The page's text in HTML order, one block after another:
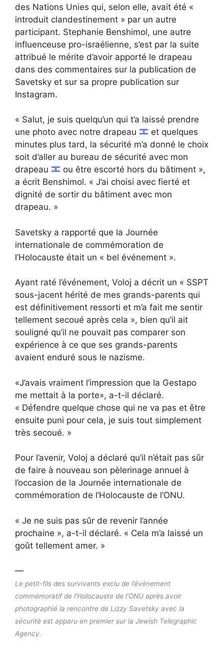
des Nations Unies qui, selon elle, avait été «
introduit clandestinement » par un autre
participant. Stephanie Benshimol, une autre
influenceuse pro-israélienne, s’est par la suite
attribué le mérite d’avoir apporté le drapeau
dans des commentaires sur la publication de
Savetsky et sur sa propre publication sur
Instagram.
« Salut, je suis quelqu’un qui t’a laissé prendre
une photo avec notre drapeau
et quelques
minutes plus tard, la sécurité m’a donné le choix
soit d’aller au bureau de sécurité avec mon
drapeau
ou être escorté hors du bâtiment »,
a écrit Benshimol. « J’ai choisi avec fierté et
dignité de sortir du bâtiment avec mon
drapeau. »
Savetsky a rapporté que la Journée
internationale de commémoration de
l’Holocauste était un « bel événement ».
Ayant raté l’événement, Voloj a décrit un « SSPT
sous-jacent hérité de mes grands-parents qui
est définitivement ressorti et m’a fait me sentir
tellement secoué après cela », bien qu’il ait
souligné qu’il ne pouvait pas comparer son
expérience à ce que ses grands-parents
avaient enduré sous le nazisme.
«J’avais vraiment l’impression que la Gestapo
me mettait à la porte», a-t-il déclaré.
« Défendre quelque chose qui ne va pas et être
ensuite puni pour cela, je suis tout simplement
très secoué. »
Pour l’avenir, Voloj a déclaré qu’il n’était pas sûr
de faire à nouveau son pèlerinage annuel à
l’occasion de la Journée internationale de
commémoration de l’Holocauste de l’ONU.
« Je ne suis pas sûr de revenir l’année
prochaine », a-t-il déclaré. « Cela m’a laissé un
goût tellement amer. »
—
Le petit-fils des survivants exclu de l’événement
commémoratif de l’Holocauste de l’ONU après avoir
photographié la rencontre de Lizzy Savetsky avec la
sécurité est apparu en premier sur la Jewish Telegraphic
Agency.